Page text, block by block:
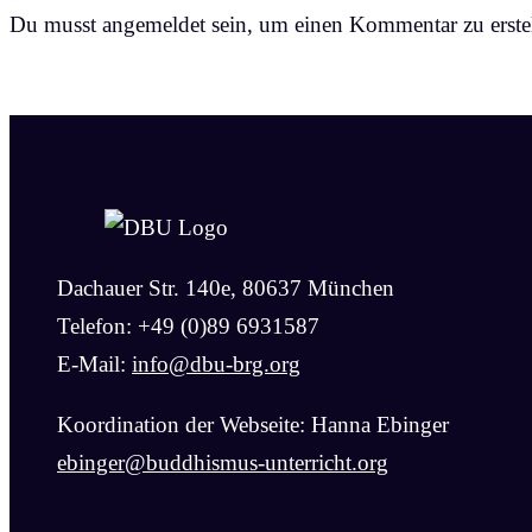
Du musst angemeldet sein, um einen Kommentar zu
Dachauer Str. 140e, 80637 München
Telefon: +49 (0)89 6931587
E-Mail: info@dbu-brg.org
Koordination der Webseite: Hanna Ebinger
ebinger@buddhismus-unterricht.org